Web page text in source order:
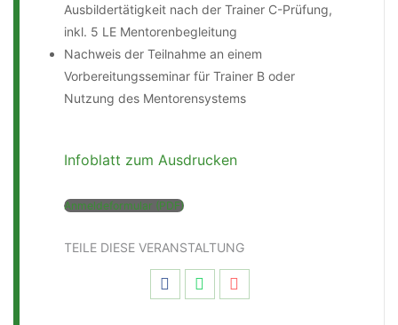
Ausbildertätigkeit nach der Trainer C-Prüfung,
inkl. 5 LE Mentorenbegleitung
Nachweis der Teilnahme an einem
Vorbereitungsseminar für Trainer B oder
Nutzung des Mentorensystems
Infoblatt zum Ausdrucken
Anmeldeformular (PDF)
TEILE DIESE VERANSTALTUNG